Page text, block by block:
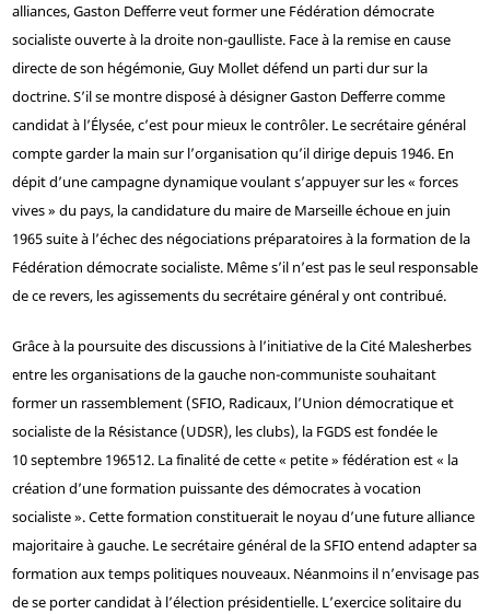
alliances, Gaston Defferre veut former une Fédération démocrate
socialiste ouverte à la droite non-gaulliste. Face à la remise en cause
directe de son hégémonie, Guy Mollet défend un parti dur sur la
doctrine. S’il se montre disposé à désigner Gaston Defferre comme
candidat à l’Élysée, c’est pour mieux le contrôler. Le secrétaire général
compte garder la main sur l’organisation qu’il dirige depuis 1946. En
dépit d’une campagne dynamique voulant s’appuyer sur les « forces
vives » du pays, la candidature du maire de Marseille échoue en juin
1965 suite à l’échec des négociations préparatoires à la formation de la
Fédération démocrate socialiste. Même s’il n’est pas le seul responsable
de ce revers, les agissements du secrétaire général y ont contribué.
Grâce à la poursuite des discussions à l’initiative de la Cité Malesherbes
entre les organisations de la gauche non-communiste souhaitant
former un rassemblement (SFIO, Radicaux, l’Union démocratique et
socialiste de la Résistance (UDSR), les clubs), la FGDS est fondée le
10 septembre 196512. La finalité de cette « petite » fédération est « la
création d’une formation puissante des démocrates à vocation
socialiste ». Cette formation constituerait le noyau d’une future alliance
majoritaire à gauche. Le secrétaire général de la SFIO entend adapter sa
formation aux temps politiques nouveaux. Néanmoins il n’envisage pas
de se porter candidat à l’élection présidentielle. L’exercice solitaire du